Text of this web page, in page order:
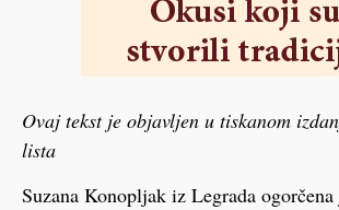
Ovaj tekst je objavljen u tiskanom
lista
Suzana Konopljak iz Legrada